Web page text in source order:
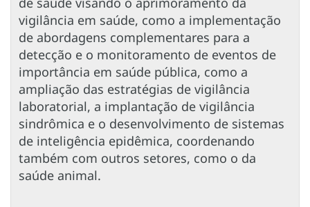
vigilância em saúde, como a implementação
de abordagens complementares para a
detecção e o monitoramento de eventos de
importância em saúde pública, como a
ampliação das estratégias de vigilância
laboratorial, a implantação de vigilância
sindrômica e o desenvolvimento de sistemas
de inteligência epidêmica, coordenando
também com outros setores, como o da
saúde animal.